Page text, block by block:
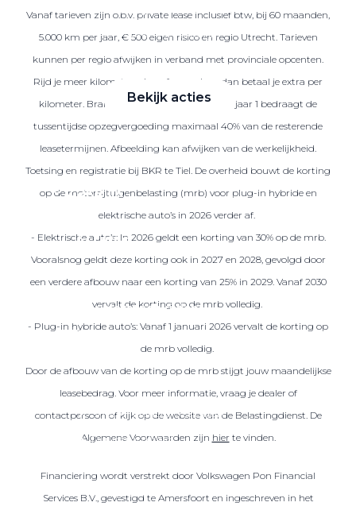
Zakelijke Lease acties
Profiteer van zakelijk
voordeel
Bekijk acties
Zakelijk
Terug
Over elektrisch rijden
Over elektrisch rijden
Onderhoud en kosten
Shuttel laadoplossingen
Duurzaamheid
Veelgestelde vragen
Vanaf tarieven zijn o.b.v. private lease inclusief btw, bij 60 maanden,
5.000 km per jaar, € 500 eigen risico en regio Utrecht. Tarieven
kunnen per regio afwijken in verband met provinciale opcenten.
Rijd je meer kilometers dan afgesproken, dan betaal je extra per
kilometer. Brandstof is niet inbegrepen. Na jaar 1 bedraagt de
tussentijdse opzegvergoeding maximaal 40% van de resterende
leasetermijnen. Afbeelding kan afwijken van de werkelijkheid.
Toetsing en registratie bij BKR te Tiel. De overheid bouwt de korting
op de motorrijtuigenbelasting (mrb) voor plug-in hybride en
elektrische auto’s in 2026 verder af.
- Elektrische auto’s: In 2026 geldt een korting van 30% op de mrb.
Vooralsnog geldt deze korting ook in 2027 en 2028, gevolgd door
een verdere afbouw naar een korting van 25% in 2029. Vanaf 2030
vervalt de korting op de mrb volledig.
- Plug-in hybride auto’s: Vanaf 1 januari 2026 vervalt de korting op
de mrb volledig.
Door de afbouw van de korting op de mrb stijgt jouw maandelijkse
leasebedrag. Voor meer informatie, vraag je dealer of
contactpersoon of kijk op de website van de Belastingdienst. De
Algemene Voorwaarden zijn hier te vinden.
Financiering wordt verstrekt door Volkswagen Pon Financial
Services B.V., gevestigd te Amersfoort en ingeschreven in het